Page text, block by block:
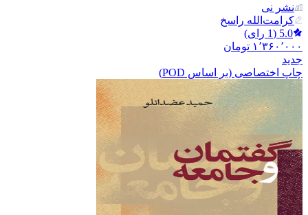
نشر نی
کرامت‌الله راسخ
5.0
(
1 رای)
۱٬۳۶۰٬۰۰۰ تومان
جدید
چاپ اختصاصی (بر اساس POD)